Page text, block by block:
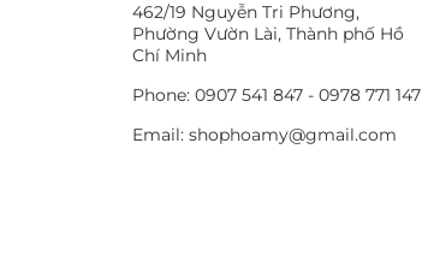
462/19 Nguyễn Tri Phương,
Phường Vườn Lài, Thành phố Hồ
Chí Minh
Phone: 0907 541 847 - 0978 771 147
Email: shophoamy@gmail.com